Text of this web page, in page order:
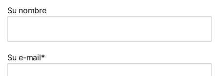
Su nombre
Su e-mail*